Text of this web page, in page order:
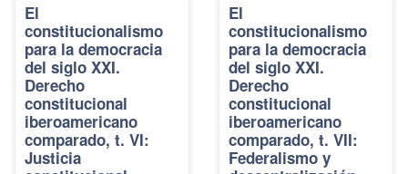
El
constitucionalismo
para la democracia
del siglo XXI.
Derecho
constitucional
iberoamericano
comparado, t. VI:
Justicia
El
constitucionalismo
para la democracia
del siglo XXI.
Derecho
constitucional
iberoamericano
comparado, t. VII:
Federalismo y